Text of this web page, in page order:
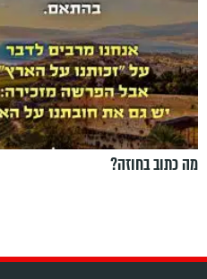
מה כתוב בחוזה?